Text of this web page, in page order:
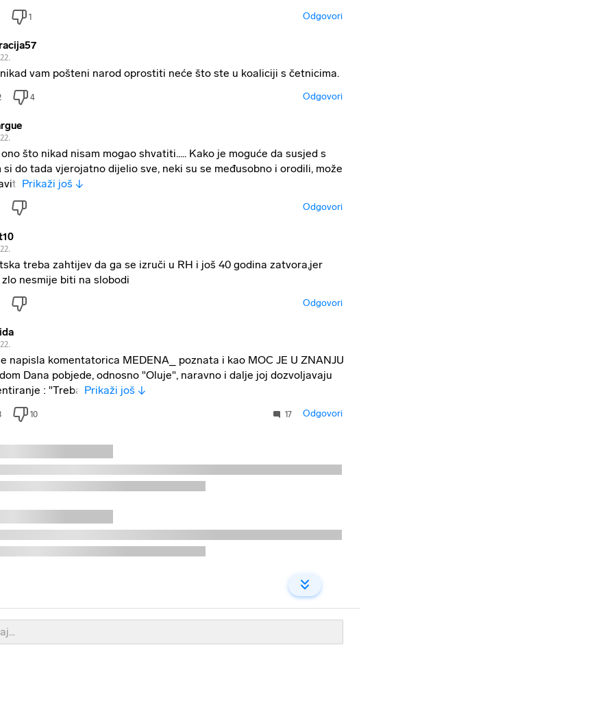
1 Odgovori
vam pošteni narod oprostiti neće što ste u koaliciji s četnicima.
4 Odgovori
što nikad nisam mogao shvatiti..... Kako je moguće da susjed s
si do tada vjerojatno dijelio sve, neki su se međusobno i orodili, može
Prikaži još ↓
Odgovori
treba zahtijev da ga se izruči u RH i još 40 godina zatvora,jer
nesmije biti na slobodi
Odgovori
napisla komentatorica MEDENA_ poznata i kao MOC JE U ZNANJU
Dana pobjede, odnosno "Oluje", naravno i dalje joj dozvoljavaju
: "Treba Prikaži još ↓
10 17 Odgovori